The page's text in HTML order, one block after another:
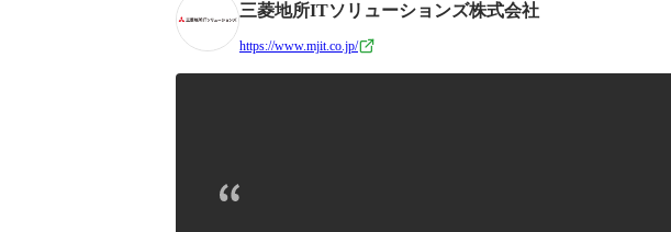
三菱地所ITソリューションズ株式会社
https://www.mjit.co.jp/